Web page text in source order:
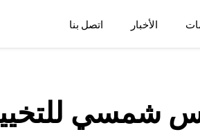
الأخبار اتصل بنا
شمسي